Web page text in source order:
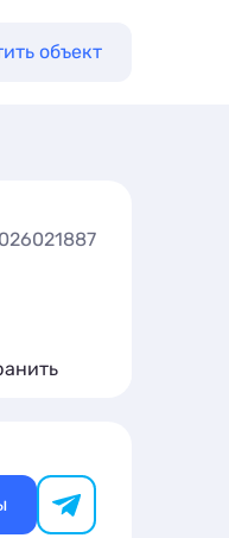
объект